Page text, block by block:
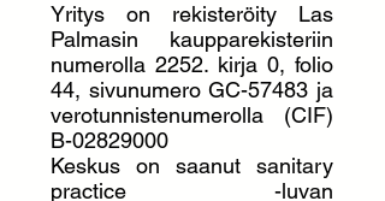
Yritys on rekisteröity Las
Palmasin kaupparekisteriin
numerolla 2252. kirja 0, folio
44, sivunumero GC-57483 ja
verotunnistenumerolla (CIF)
B-02829000
Keskus on saanut sanitary
practice -luvan